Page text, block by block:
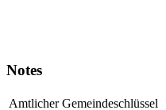
Notes
Amtlicher Gemeindeschlüssel